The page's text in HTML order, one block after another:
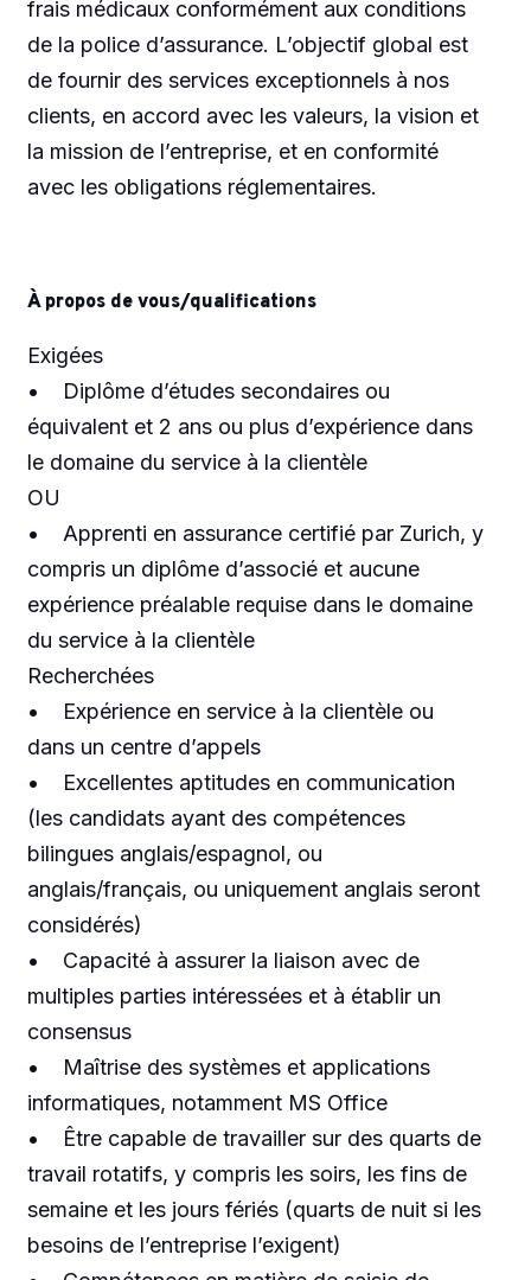
frais médicaux conformément aux conditions
de la police d’assurance. L’objectif global est
de fournir des services exceptionnels à nos
clients, en accord avec les valeurs, la vision et
la mission de l’entreprise, et en conformité
avec les obligations réglementaires.
À propos de vous/qualifications
Exigées
• Diplôme d’études secondaires ou
équivalent et 2 ans ou plus d’expérience dans
le domaine du service à la clientèle
OU
• Apprenti en assurance certifié par Zurich, y
compris un diplôme d’associé et aucune
expérience préalable requise dans le domaine
du service à la clientèle
Recherchées
• Expérience en service à la clientèle ou
dans un centre d’appels
• Excellentes aptitudes en communication
(les candidats ayant des compétences
bilingues anglais/espagnol, ou
anglais/français, ou uniquement anglais seront
considérés)
• Capacité à assurer la liaison avec de
multiples parties intéressées et à établir un
consensus
• Maîtrise des systèmes et applications
informatiques, notamment MS Office
• Être capable de travailler sur des quarts de
travail rotatifs, y compris les soirs, les fins de
semaine et les jours fériés (quarts de nuit si les
besoins de l’entreprise l’exigent)